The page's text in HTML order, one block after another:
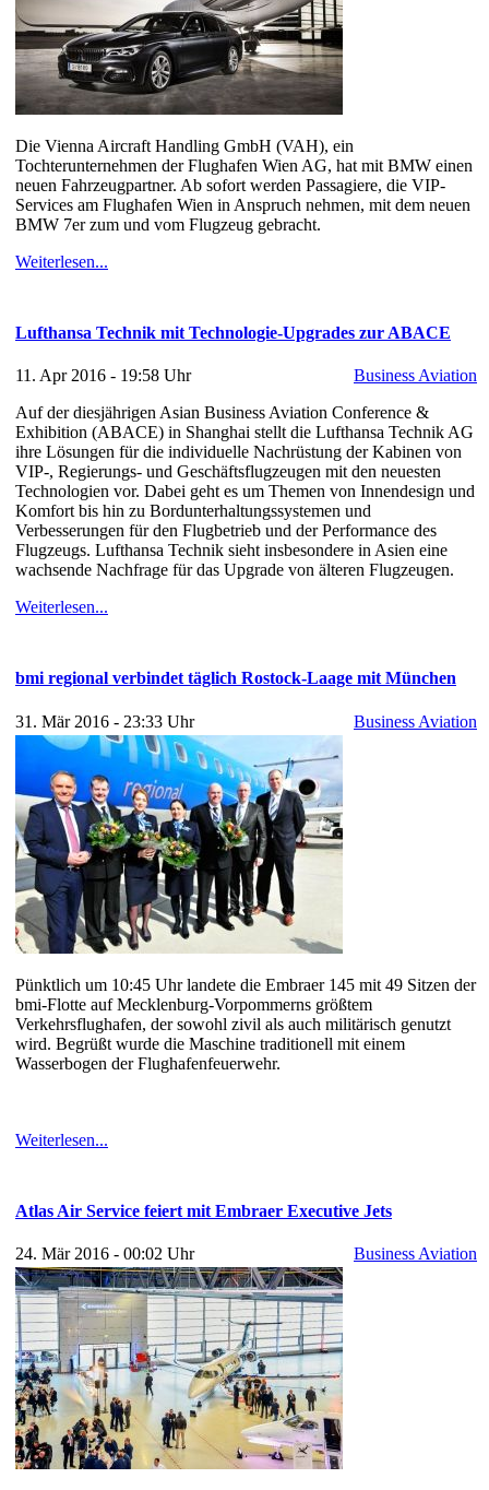
Die Vienna Aircraft Handling GmbH (VAH), ein
Tochterunternehmen der Flughafen Wien AG, hat mit BMW einen
neuen Fahrzeugpartner. Ab sofort werden Passagiere, die VIP-
Services am Flughafen Wien in Anspruch nehmen, mit dem neuen
BMW 7er zum und vom Flugzeug gebracht.
Weiterlesen...
Lufthansa Technik mit Technologie-Upgrades zur ABACE
11. Apr 2016 - 19:58 Uhr
Business Aviation
Auf der diesjährigen Asian Business Aviation Conference &
Exhibition (ABACE) in Shanghai stellt die Lufthansa Technik AG
ihre Lösungen für die individuelle Nachrüstung der Kabinen von
VIP-, Regierungs- und Geschäftsflugzeugen mit den neuesten
Technologien vor. Dabei geht es um Themen von Innendesign und
Komfort bis hin zu Bordunterhaltungssystemen und
Verbesserungen für den Flugbetrieb und der Performance des
Flugzeugs. Lufthansa Technik sieht insbesondere in Asien eine
wachsende Nachfrage für das Upgrade von älteren Flugzeugen.
Weiterlesen...
bmi regional verbindet täglich Rostock-Laage mit München
31. Mär 2016 - 23:33 Uhr Business Aviation
Pünktlich um 10:45 Uhr landete die Embraer 145 mit 49 Sitzen der
bmi-Flotte auf Mecklenburg-Vorpommerns größtem
Verkehrsflughafen, der sowohl zivil als auch militärisch genutzt
wird. Begrüßt wurde die Maschine traditionell mit einem
Wasserbogen der Flughafenfeuerwehr.
Weiterlesen...
Atlas Air Service feiert mit Embraer Executive Jets
24. Mär 2016 - 00:02 Uhr Business Aviation